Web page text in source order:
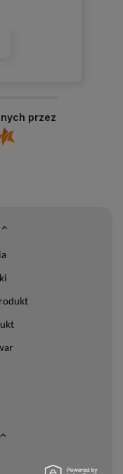
przez